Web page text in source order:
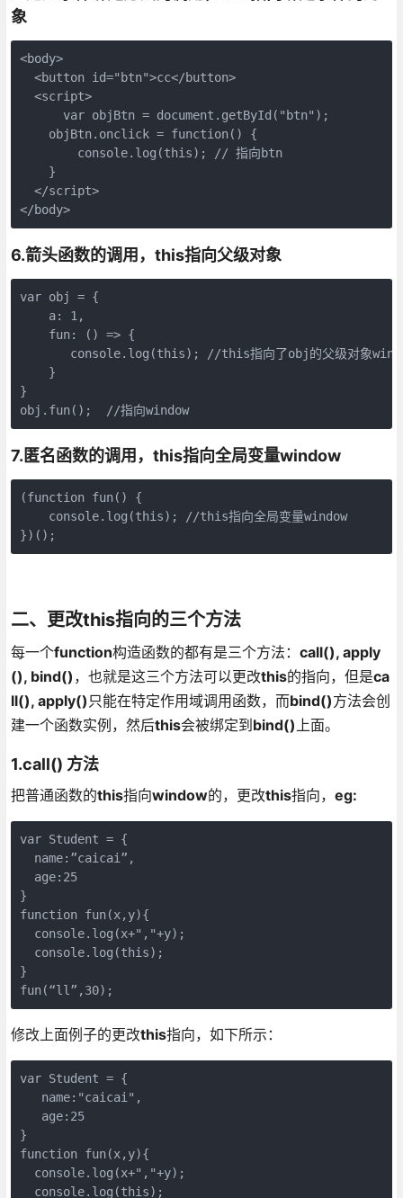
象
<body>
<button id="btn">cc</button>
  <script>
      var objBtn = document.getById("btn");
objBtn.onclick = function() {
console.log(this); // 指向btn
}
  </script>
</body>
6.箭头函数的调用， this指向父级对象
var obj = {
a: 1,
fun: () => {
console.log(this); //this指向了obj的父级对象
}
}
obj.fun();  //指向window
7.匿名函数的调用， this指向全局变量window
(function fun() {
console.log(this); //this指向全局变量window
})();
二、更改this指向的三个方法
每一个function构造函数的都有是三个方法： call(), apply
(), bind() ，也就是这三个方法可以更改this的指向，但是ca
ll(), apply() 只能在特定作用域调用函数，而bind()方法会创
建一个函数实例，然后this会被绑定到bind() 上面。
1.call() 方法
把普通函数的this指向window的，更改this指向， eg:
var Student = {
name:”caicai”,
age:25
}
function fun(x,y){
console.log(x+","+y);
console.log(this);
}
fun(“ll”,30);
修改上面例子的更改this指向，如下所示：
var Student = {
name:"caicai",
age:25
}
function fun(x,y){
console.log(x+","+y);
console.log(this);